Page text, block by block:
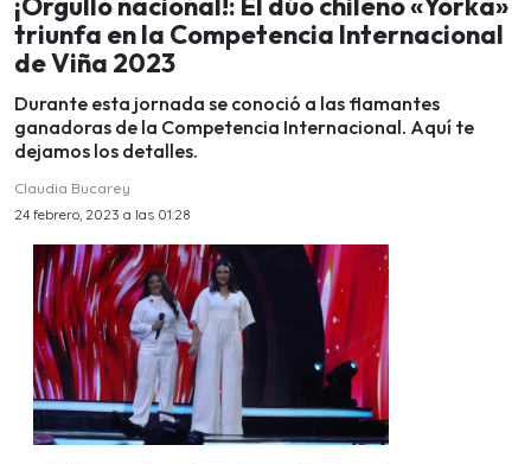
triunfa en la Competencia Internacional
de Viña 2023
Durante esta jornada se conoció a las flamantes
ganadoras de la Competencia Internacional. Aquí te
dejamos los detalles.
Claudia Bucarey
24 febrero, 2023 a las 01:28